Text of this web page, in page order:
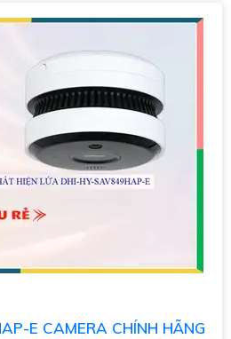
E CAMERA CHÍNH HÃNG